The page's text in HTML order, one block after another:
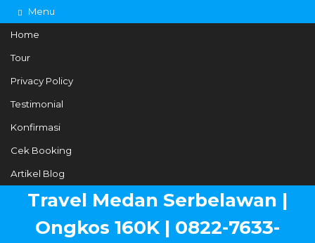
Menu
Home
Tour
Privacy Policy
Testimonial
Konfirmasi
Cek Booking
Artikel Blog
Travel Medan Serbelawan |
Ongkos 160K | 0822-7633-